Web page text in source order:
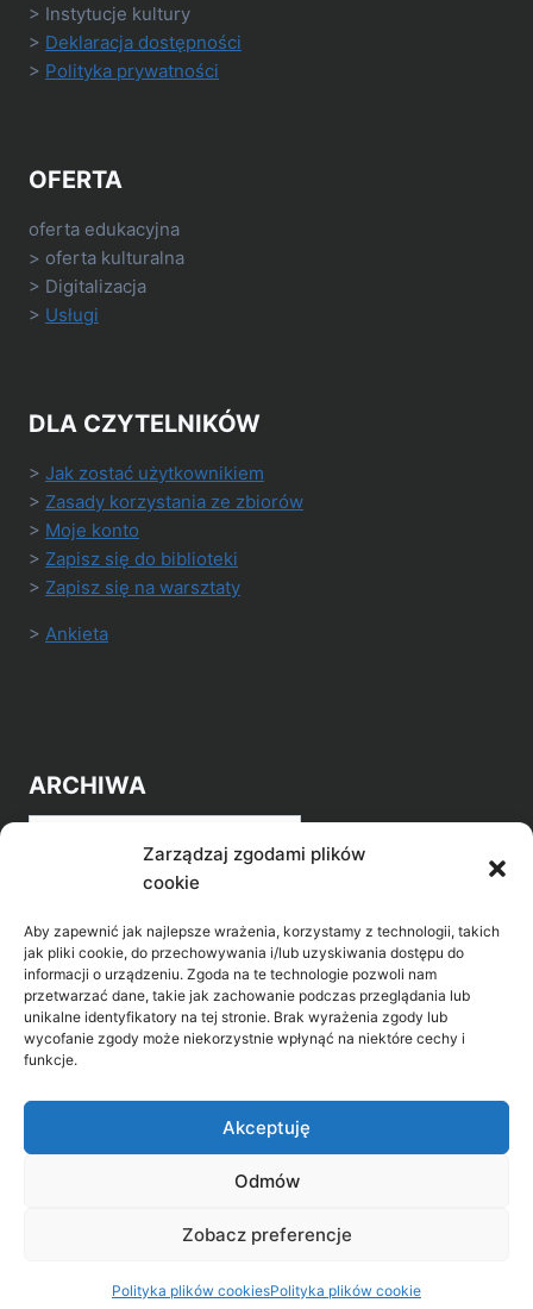
Zarządzaj zgodami plików
cookie
Aby zapewnić jak najlepsze wrażenia, korzystamy z technologii, takich
jak pliki cookie, do przechowywania i/lub uzyskiwania dostępu do
informacji o urządzeniu. Zgoda na te technologie pozwoli nam
przetwarzać dane, takie jak zachowanie podczas przeglądania lub
unikalne identyfikatory na tej stronie. Brak wyrażenia zgody lub
wycofanie zgody może niekorzystnie wpłynąć na niektóre cechy i
funkcje.
Akceptuję
Odmów
Zobacz preferencje
Polityka plików cookiesPolityka plików cookie
> Instytucje kultury
> Deklaracja dostępności
> Polityka prywatności
OFERTA
oferta edukacyjna
> oferta kulturalna
> Digitalizacja
> Usługi
DLA CZYTELNIKÓW
> Jak zostać użytkownikiem
> Zasady korzystania ze zbiorów
> Moje konto
> Zapisz się do biblioteki
> Zapisz się na warsztaty
> Ankieta
ARCHIWA
Archiwa
POZNAJ LEPIEJ NASZ REGION
>Gołdap Mazurski Zdrój
31, 19-500 Gołdap